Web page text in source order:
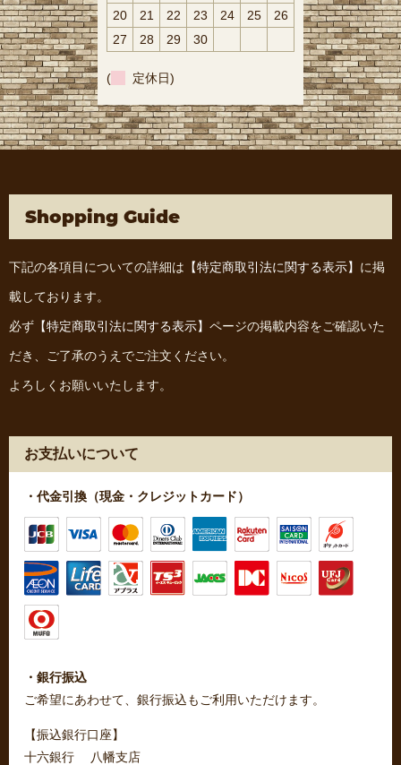
20 21 22 23 24 25
26
27
28 29 30
( 定休日)
Shopping Guide
下記の各項目についての詳細は 【特定商取引法に関する表示】 に掲
載しております。
必ず 【特定商取引法に関する表示】 ページの掲載内容をご確認いた
だき、ご了承のうえでご注文ください。
よろしくお願いいたします。
お支払いについて
・代金引換（現金・クレジットカード）
・銀行振込
ご希望にあわせて、銀行振込もご利用いただけます。
【振込銀行口座】
十六銀行 八幡支店